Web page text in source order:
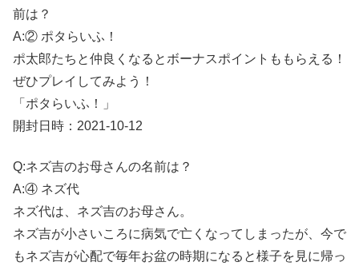
前は？
A:② ポタらいふ！
ポ太郎たちと仲良くなるとボーナスポイントももらえる！
ぜひプレイしてみよう！
「ポタらいふ！」
開封日時：2021-10-12
Q:ネズ吉のお母さんの名前は？
A:④ ネズ代
ネズ代は、ネズ吉のお母さん。
ネズ吉が小さいころに病気で亡くなってしまったが、今で
もネズ吉が心配で毎年お盆の時期になると様子を見に帰っ